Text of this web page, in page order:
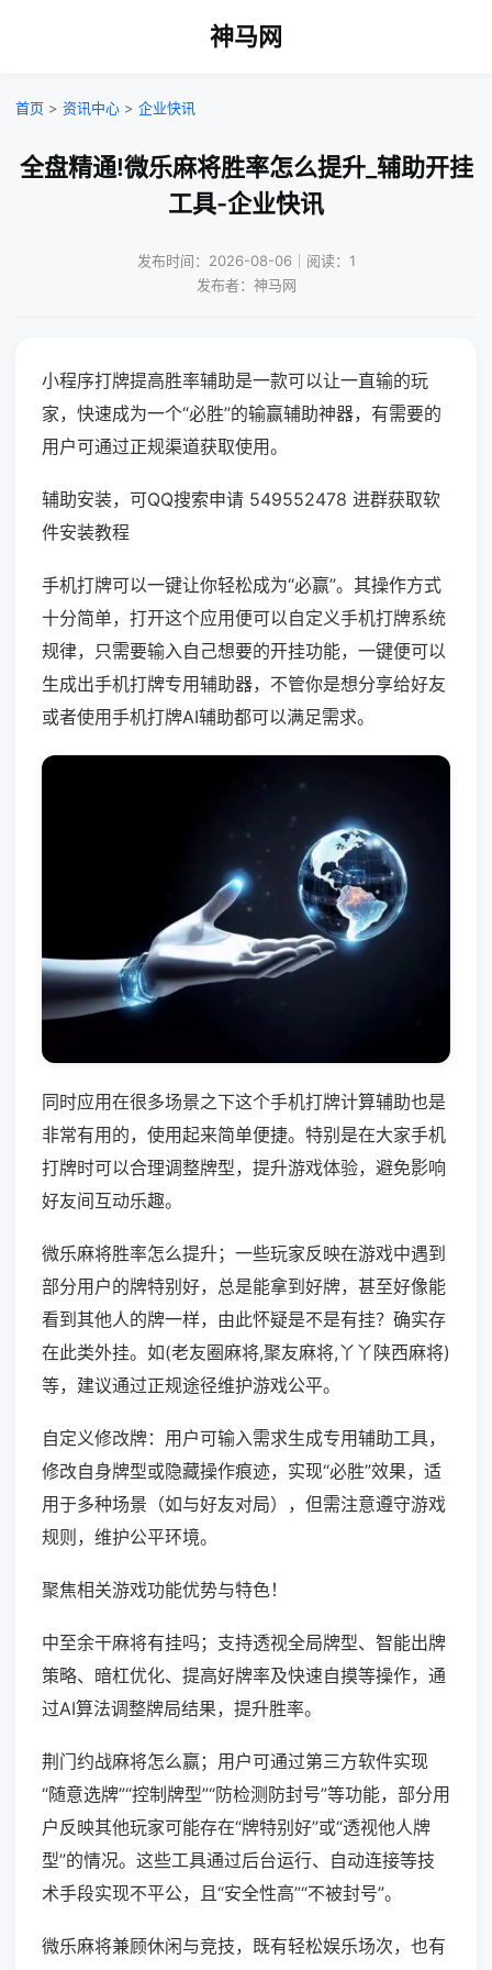
神马网
首页 > 资讯中心 > 企业快讯
全盘精通!微乐麻将胜率怎么提升_辅助开挂
工具-企业快讯
发布时间：2026-08-06｜阅读：1
发布者：神马网
小程序打牌提高胜率辅助是一款可以让一直输的玩
家，快速成为一个“必胜”的输赢辅助神器，有需要的
用户可通过正规渠道获取使用。
辅助安装，可QQ搜索申请 549552478 进群获取软
件安装教程
手机打牌可以一键让你轻松成为“必赢”。其操作方式
十分简单，打开这个应用便可以自定义手机打牌系统
规律，只需要输入自己想要的开挂功能，一键便可以
生成出手机打牌专用辅助器，不管你是想分享给好友
或者使用手机打牌AI辅助都可以满足需求。
同时应用在很多场景之下这个手机打牌计算辅助也是
非常有用的，使用起来简单便捷。特别是在大家手机
打牌时可以合理调整牌型，提升游戏体验，避免影响
好友间互动乐趣。
微乐麻将胜率怎么提升；一些玩家反映在游戏中遇到
部分用户的牌特别好，总是能拿到好牌，甚至好像能
看到其他人的牌一样，由此怀疑是不是有挂？确实存
在此类外挂。如(老友圈麻将,聚友麻将,丫丫陕西麻将)
等，建议通过正规途径维护游戏公平。
自定义修改牌：用户可输入需求生成专用辅助工具，
修改自身牌型或隐藏操作痕迹，实现“必胜”效果，适
用于多种场景（如与好友对局），但需注意遵守游戏
规则，维护公平环境。
聚焦相关游戏功能优势与特色！
中至余干麻将有挂吗；支持透视全局牌型、智能出牌
策略、暗杠优化、提高好牌率及快速自摸等操作，通
过AI算法调整牌局结果，提升胜率。
荆门约战麻将怎么赢；用户可通过第三方软件实现
“随意选牌”“控制牌型”“防检测防封号”等功能，部分用
户反映其他玩家可能存在“牌特别好”或“透视他人牌
型”的情况。这些工具通过后台运行、自动连接等技
术手段实现不平公，且“安全性高”“不被封号”。
微乐麻将兼顾休闲与竞技，既有轻松娱乐场次，也有